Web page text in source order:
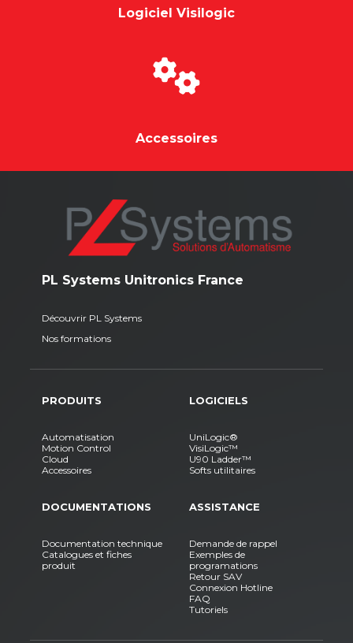
Logiciel Visilogic
Accessoires
PL Systems Unitronics France
Découvrir PL Systems
Nos formations
PRODUITS
Automatisation
Motion Control
Cloud
Accessoires
LOGICIELS
UniLogic®
VisiLogic™
U90 Ladder™
Softs utilitaires
DOCUMENTATIONS
Documentation technique
Catalogues et fiches
produit
ASSISTANCE
Demande de rappel
Exemples de
programations
Retour SAV
Connexion Hotline
FAQ
Tutoriels